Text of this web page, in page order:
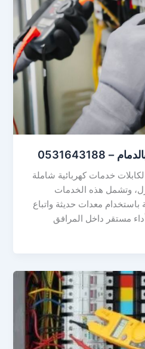
خدمات كهربائية شاملة
وتشمل هذه الخدمات
باستخدام معدات حديثة واتباع
مستقر داخل المرافق